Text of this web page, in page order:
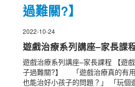
過難關?】
2022-10-24
遊戲治療系列講座–家長課
遊戲治療系列講座–家長課程 【遊
子過難關?】 「遊戲治療真的有
也能治好小孩子的問題？」 「玩個